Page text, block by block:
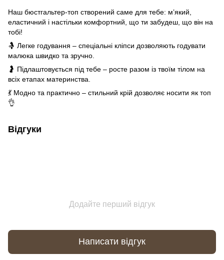
Наш бюстгальтер-топ створений саме для тебе: м’який,
еластичний і настільки комфортний, що ти забудеш, що він на
тобі!
🤱 Легке годування – спеціальні кліпси дозволяють годувати
малюка швидко та зручно.
🤰 Підлаштовується під тебе – росте разом із твоїм тілом на
всіх етапах материнства.
💃 Модно та практично – стильний крій дозволяє носити як топ
👌
Відгуки
Додайте перший відгук
Написати відгук